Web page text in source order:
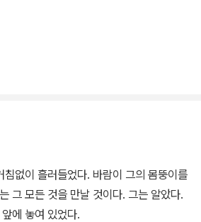
리’의 세계에 속해 있던 소년 성준이 선과
파괴되는 ‘약탈’의 세계로 향하며 성장
장하다. 이는 근래 한국 청소년문학이 보
침없이 흘러들었다. 바람이 그의 몸뚱이를
그 모든 것을 만날 것이다. 그는 알았다.
에 놓여 있었다.